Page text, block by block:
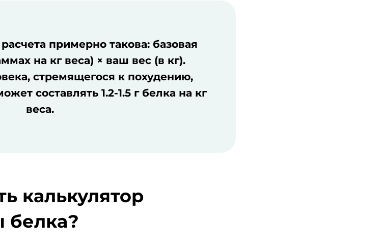
примерно такова: базовая
на кг веса) × ваш вес (в кг).
стремящегося к похудению,
составлять 1.2-1.5 г белка на кг
веса.
калькулятор
белка?